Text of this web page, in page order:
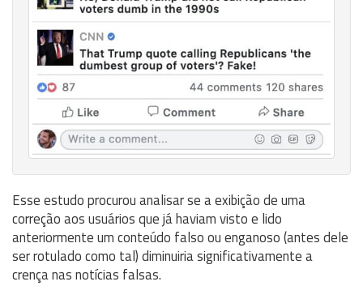
Esse estudo procurou analisar se a exibição de uma
correção aos usuários que já haviam visto e lido
anteriormente um conteúdo falso ou enganoso (antes dele
ser rotulado como tal) diminuiria significativamente a
crença nas notícias falsas.